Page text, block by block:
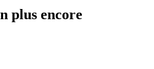
plus encore